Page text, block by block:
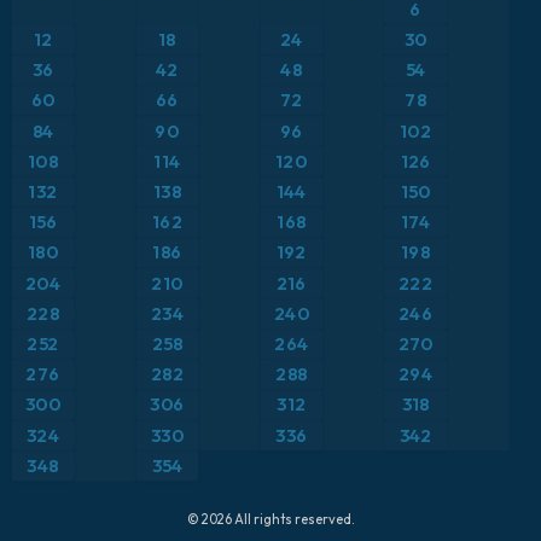
ICON Alemania 2 km
Caribe
Escandinavia
Estados Unidos
Europa
Francia
Grecia
Islandia
Anomalía de temperatura a 850 hPa
Precipitación, nubes y presión
Presión
Temperatura a 2 m
Temperatura a 500 hPa
Temperatura a 850 hPa
Viento a 10 m
Viento a 300 hPa (corriente en chorro)
6
12 18 24
30
36
42 48
54
60
66 72 78
84 90 96 102
108 114 120
126
132
138 144 150
156 162 168 174
180 186 192
198
204
210 216
222
228
234 240
246
252
258 264 270
276 282 288 294
300 306 312
318
324
330 336
342
348
354
© 2026 All rights reserved.